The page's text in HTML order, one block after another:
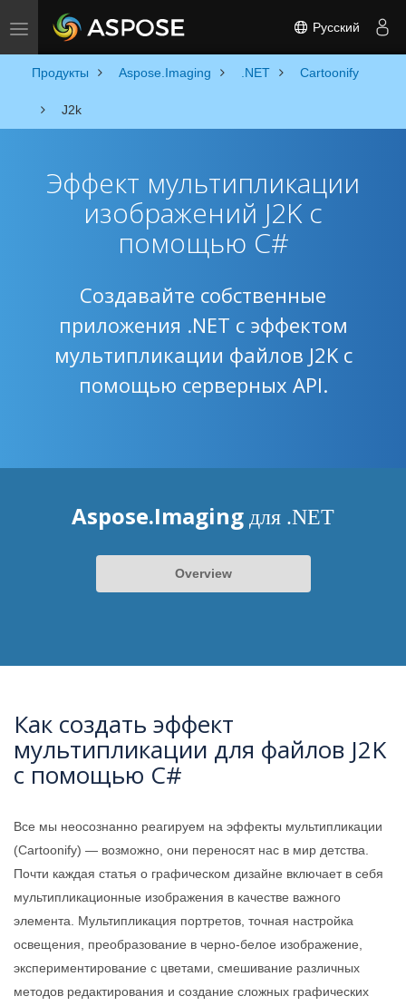
Toggle navigation Русский
Продукты Aspose.Imaging .NET Cartoonify
J2k
Эффект мультипликации
изображений J2K с
помощью C#
Создавайте собственные
приложения .NET с эффектом
мультипликации файлов J2K с
помощью серверных API.
Aspose.Imaging для .NET
Overview
Как создать эффект
мультипликации для файлов J2K
с помощью C#
Все мы неосознанно реагируем на эффекты мультипликации
(Cartoonify) — возможно, они переносят нас в мир детства.
Почти каждая статья о графическом дизайне включает в себя
мультипликационные изображения в качестве важного
элемента. Мультипликация портретов, точная настройка
освещения, преобразование в черно-белое изображение,
экспериментирование с цветами, смешивание различных
методов редактирования и создание сложных графических